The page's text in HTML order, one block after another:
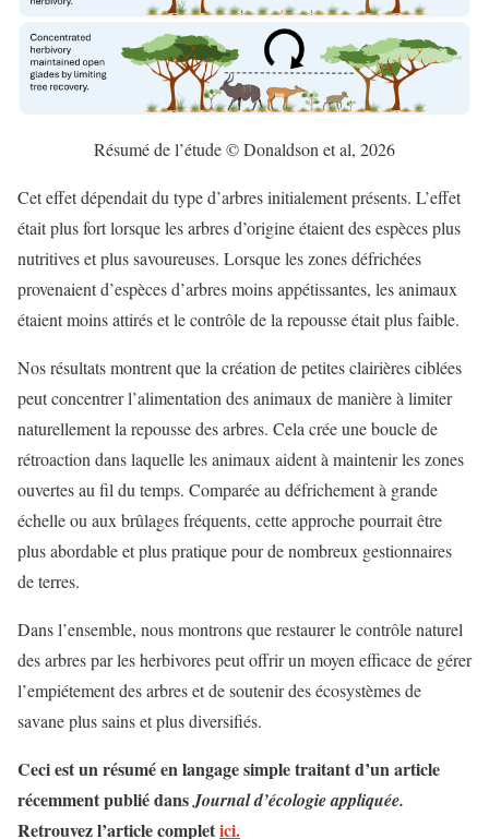
Résumé de l’étude © Donaldson et al, 2026
Cet effet dépendait du type d’arbres initialement présents. L’effet
était plus fort lorsque les arbres d’origine étaient des espèces plus
nutritives et plus savoureuses. Lorsque les zones défrichées
provenaient d’espèces d’arbres moins appétissantes, les animaux
étaient moins attirés et le contrôle de la repousse était plus faible.
Nos résultats montrent que la création de petites clairières ciblées
peut concentrer l’alimentation des animaux de manière à limiter
naturellement la repousse des arbres. Cela crée une boucle de
rétroaction dans laquelle les animaux aident à maintenir les zones
ouvertes au fil du temps. Comparée au défrichement à grande
échelle ou aux brûlages fréquents, cette approche pourrait être
plus abordable et plus pratique pour de nombreux gestionnaires
de terres.
Dans l’ensemble, nous montrons que restaurer le contrôle naturel
des arbres par les herbivores peut offrir un moyen efficace de gérer
l’empiétement des arbres et de soutenir des écosystèmes de
savane plus sains et plus diversifiés.
Ceci est un résumé en langage simple traitant d’un article
récemment publié dansJournal d’écologie appliquée.
Retrouvez l’article completici.